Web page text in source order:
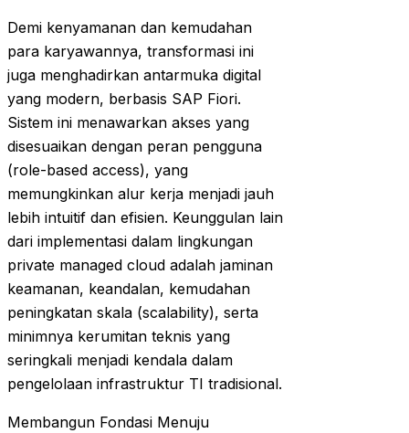
Demi kenyamanan dan kemudahan
para karyawannya, transformasi ini
juga menghadirkan antarmuka digital
yang modern, berbasis SAP Fiori.
Sistem ini menawarkan akses yang
disesuaikan dengan peran pengguna
(role-based access), yang
memungkinkan alur kerja menjadi jauh
lebih intuitif dan efisien. Keunggulan lain
dari implementasi dalam lingkungan
private managed cloud adalah jaminan
keamanan, keandalan, kemudahan
peningkatan skala (scalability), serta
minimnya kerumitan teknis yang
seringkali menjadi kendala dalam
pengelolaan infrastruktur TI tradisional.
Membangun Fondasi Menuju